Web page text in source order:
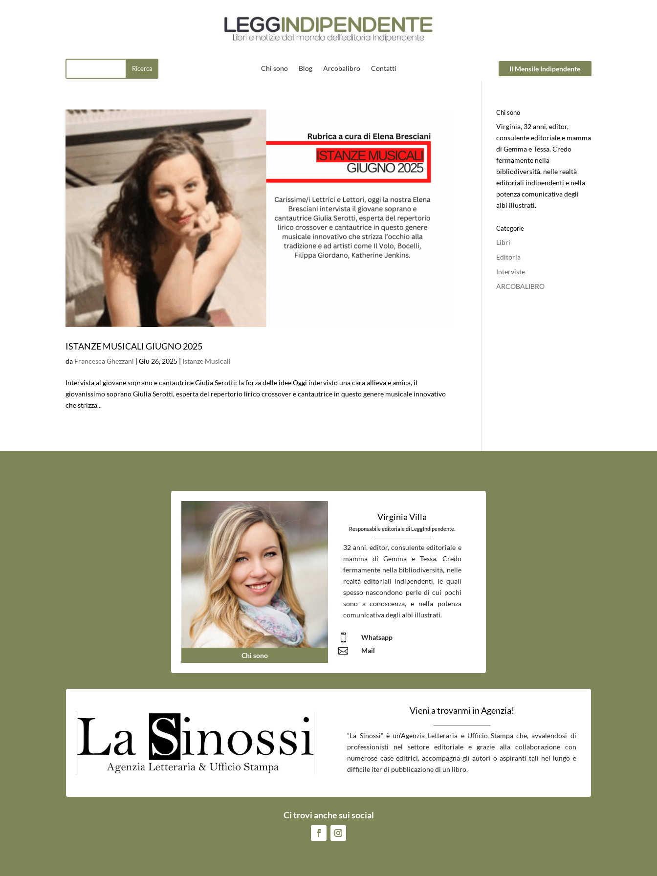
Chi sono Blog Arcobalibro Contatti Il Mensile Indipendente
ISTANZE MUSICALI GIUGNO 2025
da Francesca Ghezzani |Giu 26, 2025 | Istanze Musicali
Intervista al giovane soprano e cantautrice Giulia Serotti: la forza delle idee Oggi intervisto una cara allieva e amica, il
giovanissimo soprano Giulia Serotti, esperta del repertorio lirico crossover e cantautrice in questo genere musicale innovativo
che strizza...
Chi sono
Virginia, 32 anni, editor,
consulente editoriale e mamma
di Gemma e Tessa. Credo
fermamente nella
bibliodiversità, nelle realtà
editoriali indipendenti e nella
potenza comunicativa degli
albi illustrati.
Categorie
Libri
Editoria
Interviste
ARCOBALIBRO
Chi sono
Virginia Villa
Responsabile editoriale di LeggIndipendente.
32 anni, editor, consulente editoriale e
mamma di Gemma e Tessa. Credo
fermamente nella bibliodiversità, nelle
realtà editoriali indipendenti, le quali
spesso nascondono perle di cui pochi
sono a conoscenza, e nella potenza
comunicativa degli albi illustrati.
 Whatsapp
 Mail
Vieni a trovarmi in Agenzia!
“La Sinossi” è un’Agenzia Letteraria e Ufficio Stampa che, avvalendosi di
professionisti nel settore editoriale e grazie alla collaborazione con
numerose case editrici, accompagna gli autori o aspiranti tali nel lungo e
difficile iter di pubblicazione di un libro.
Ci trovi anche sui social